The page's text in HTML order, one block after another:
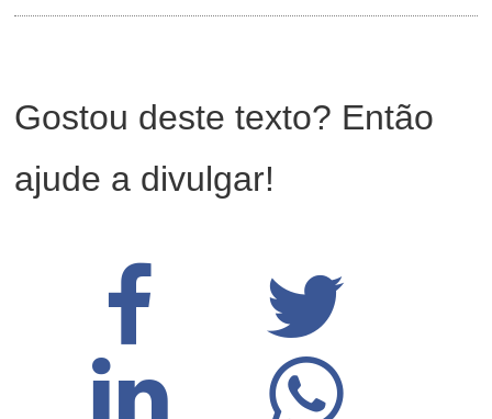
Gostou deste texto? Então
ajude a divulgar!